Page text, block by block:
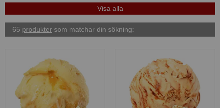
65 produkter som matchar din sökning: